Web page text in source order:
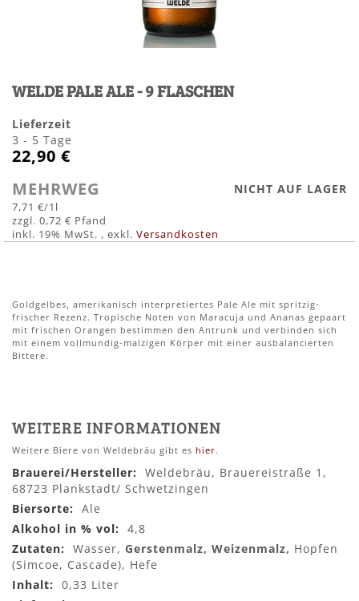
WELDE PALE ALE - 9 FLASCHEN
Lieferzeit
3 - 5 Tage
22,90 €
MEHRWEG
7,71 €/1l
0,72 €
inkl. 19% MwSt. , exkl. Versandkosten
NICHT AUF LAGER
Goldgelbes, amerikanisch interpretiertes Pale Ale mit spritzig-
frischer Rezenz. Tropische Noten von Maracuja und Ananas gepaart
mit frischen Orangen bestimmen den Antrunk und verbinden sich
mit einem vollmundig-malzigen Körper mit einer ausbalancierten
Bittere.
der
springen
WEITERE INFORMATIONEN
Weitere Biere von Weldebräu gibt es hier.
Mehr
Informationen
Weldebräu, Brauereistraße 1,
68723 Plankstadt/ Schwetzingen
Ale
4,8
Wasser, Gerstenmalz, Weizenmalz, Hopfen
(Simcoe, Cascade), Hefe
0,33 Liter